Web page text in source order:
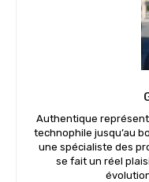
Authentique
technophile jusqu’au
une spécialiste des
se fait un réel